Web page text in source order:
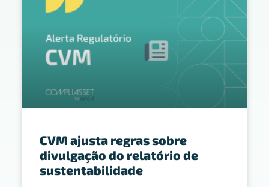
CVM ajusta regras sobre
divulgação do relatório de
sustentabilidade